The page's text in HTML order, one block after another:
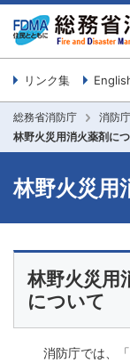
リンク集
総務省消防庁 消防
林野火災用消火薬剤に
林野火災用
林野火災用
について
消防庁では、